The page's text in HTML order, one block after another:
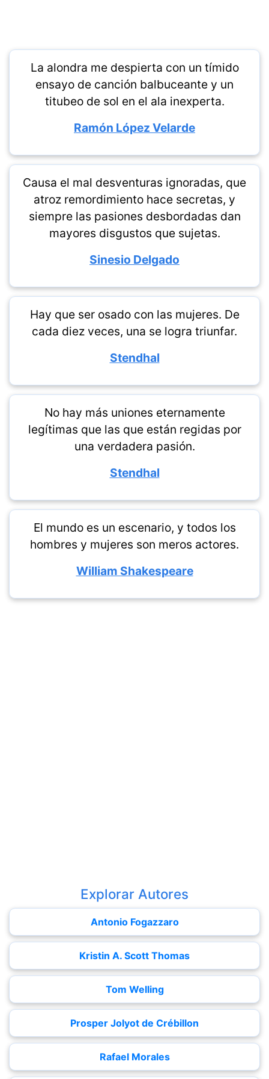
La alondra me despierta con un tímido
ensayo de canción balbuceante y un
titubeo de sol en el ala inexperta.
Ramón López Velarde
Causa el mal desventuras ignoradas, que
atroz remordimiento hace secretas, y
siempre las pasiones desbordadas dan
mayores disgustos que sujetas.
Sinesio Delgado
Hay que ser osado con las mujeres. De
cada diez veces, una se logra triunfar.
Stendhal
No hay más uniones eternamente
legítimas que las que están regidas por
una verdadera pasión.
Stendhal
El mundo es un escenario, y todos los
hombres y mujeres son meros actores.
William Shakespeare
Explorar Autores
Antonio Fogazzaro
Kristin A. Scott Thomas
Tom Welling
Prosper Jolyot de Crébillon
Rafael Morales